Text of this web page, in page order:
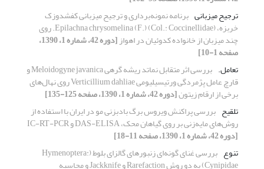
ترجیح میزبانی برنامه نمونه‌برداری و ترجیح میزبانی کفشدوزک
خربزه، Epilachna chrysomelina (F.) (Col.: Coccinellidae). روی
چند میزبان از خانواده کدوئیان در اهواز [دوره 42، شماره 1، 1390،
صفحه 1-10]
تعامل.
بررسی اثر متقابل نماتد ریشه گرهی Meloidogyne javanica و
قارچ عامل پژمردگی ورتیسیلیومی Verticillium dahliae روی نهال‌های
برخی از ارقام زیتون[دوره 42، شماره 1، 1390، صفحه 125-135]
تلقیح بررسی پراکنش ویروس برگ بادبزنی مو در ایران با استفاده از
روش‌های مایه‌زنی بر روی گیاهان محک، DAS-ELISA و IC-RT-PCR
[دوره 42، شماره 1، 1390، صفحه 11-18]
تنوع
بررسی غنای گونه‌ای زنبورهای گالزای بلوط (Hymenoptera:
Cynipidae) به دو روش Rarefaction و Jackknife و محاسبه